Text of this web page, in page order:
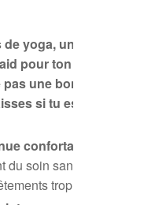
yoga, un coussin
pour ton confort
une bonne paire
si tu es
confortable
soin sans te sentir
trop serrés.